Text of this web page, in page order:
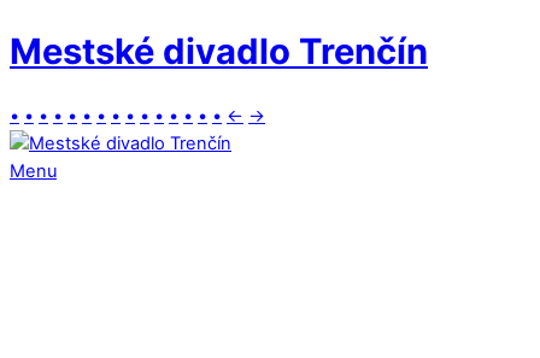
Mestské divadlo Trenčín
• • • • • • • • • • • • • • • ← →
Menu